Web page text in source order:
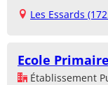
Les Essards
Ecole
Établissement